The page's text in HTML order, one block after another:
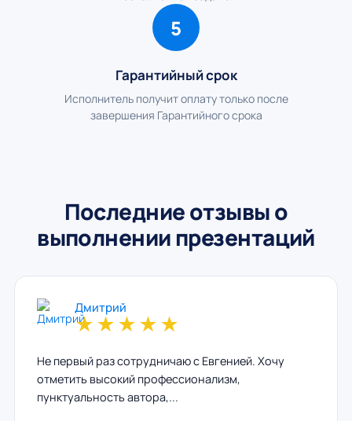
5
Гарантийный срок
Исполнитель получит оплату только после
завершения Гарантийного срока
Последние отзывы о
выполнении презентаций
Дмитрий
★★★★★
Не первый раз сотрудничаю с Евгенией. Хочу
отметить высокий профессионализм,
пунктуальность автора,...